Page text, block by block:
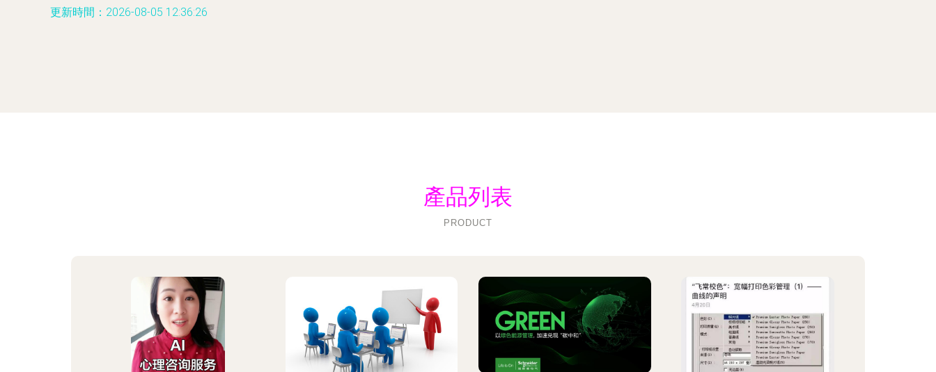
更新時間：2026-08-05 12:36:26
產品列表
PRODUCT